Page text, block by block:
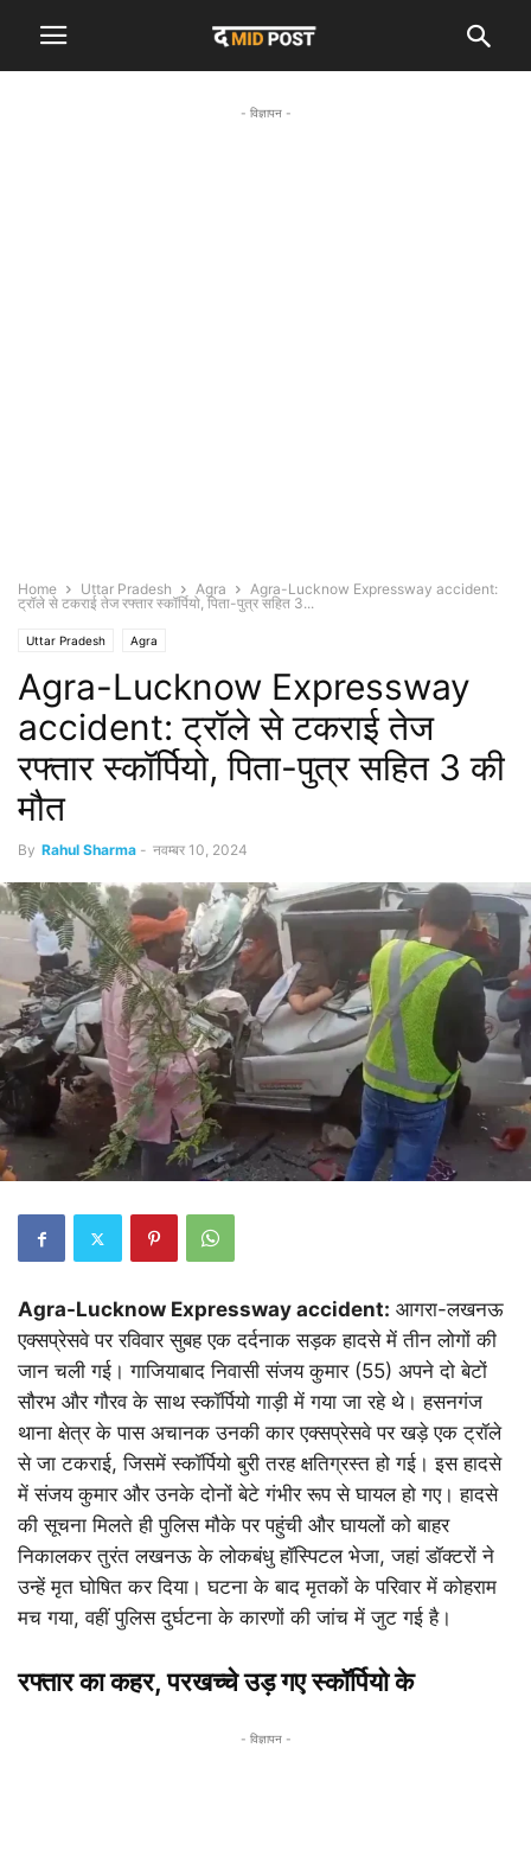
- विज्ञापन -
Home Uttar Pradesh Agra
Agra-Lucknow Expressway accident:
ट्रॉले से टकराई तेज रफ्तार स्कॉर्पियो, पिता-पुत्र सहित 3...
Uttar Pradesh Agra
Agra-Lucknow Expressway
accident: ट्रॉले से टकराई तेज
रफ्तार स्कॉर्पियो, पिता-पुत्र सहित 3 की
मौत
By Rahul Sharma - नवम्बर 10, 2024
Agra-Lucknow Expressway accident: आगरा-लखनऊ
एक्सप्रेसवे पर रविवार सुबह एक दर्दनाक सड़क हादसे में तीन लोगों की
जान चली गई। गाजियाबाद निवासी संजय कुमार (55) अपने दो बेटों
सौरभ और गौरव के साथ स्कॉर्पियो गाड़ी में गया जा रहे थे। हसनगंज
थाना क्षेत्र के पास अचानक उनकी कार एक्सप्रेसवे पर खड़े एक ट्रॉले
से जा टकराई, जिसमें स्कॉर्पियो बुरी तरह क्षतिग्रस्त हो गई। इस हादसे
में संजय कुमार और उनके दोनों बेटे गंभीर रूप से घायल हो गए। हादसे
की सूचना मिलते ही पुलिस मौके पर पहुंची और घायलों को बाहर
निकालकर तुरंत लखनऊ के लोकबंधु हॉस्पिटल भेजा, जहां डॉक्टरों ने
उन्हें मृत घोषित कर दिया। घटना के बाद मृतकों के परिवार में कोहराम
मच गया, वहीं पुलिस दुर्घटना के कारणों की जांच में जुट गई है।
रफ्तार का कहर, परखच्चे उड़ गए स्कॉर्पियो के
- विज्ञापन -